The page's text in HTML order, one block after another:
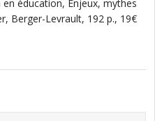
éducation, Enjeux, mythes
Berger-Levrault, 192 p., 19€